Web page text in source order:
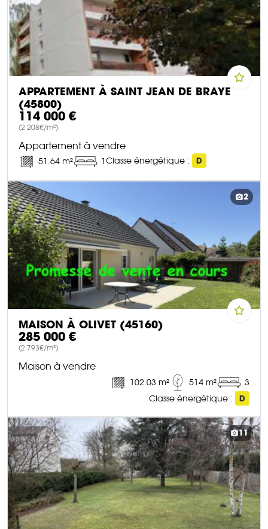
APPARTEMENT À SAINT JEAN DE BRAYE
(45800)
114 000 €
(2 208€/m²)
Appartement à vendre
51.64 m² 1Classe énergétique : D
DÉCOUVRIR CE BIEN
2
MAISON À OLIVET (45160)
285 000 €
(2 793€/m²)
Maison à vendre
102.03 m² 514 m²
3
Classe énergétique :
D
DÉCOUVRIR CE BIEN
11